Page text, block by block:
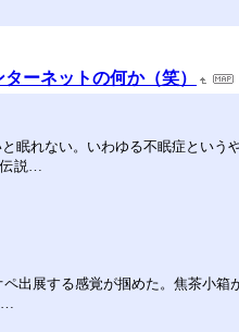
ーネットの何か（笑）
眠れない。いわゆる不眠症とい
伝説…
出展する感覚が掴めた。焦茶小
…